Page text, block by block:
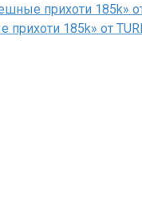
прихоти 185k»
185k» от